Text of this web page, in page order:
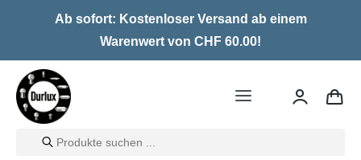
Ab sofort: Kostenloser Versand ab einem
Warenwert von CHF 60.00!
Toggle
Home
Products
search